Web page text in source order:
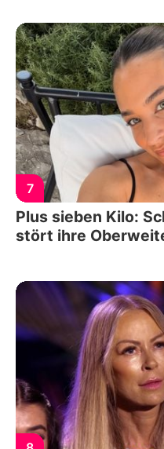
7
Plus sieben Kilo:
stört ihre